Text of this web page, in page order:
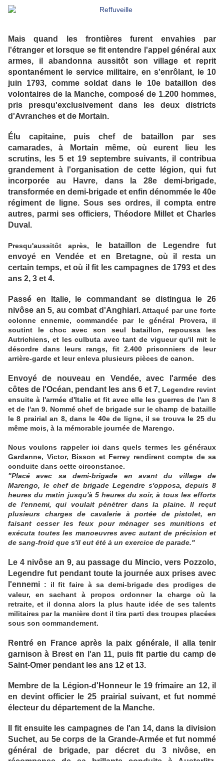
Mais quand les frontières furent envahies par
l'étranger et lorsque se fit entendre l'appel général aux
armes, il abandonna aussitôt son village et reprit
spontanément le service militaire, en s'enrôlant, le 10
juin 1793, comme soldat dans le 10e bataillon des
volontaires de la Manche, composé de 1.200 hommes,
pris presqu'exclusivement dans les deux districts
d'Avranches et de Mortain.
Élu capitaine, puis chef de bataillon par ses
camarades, à Mortain même, où eurent lieu les
scrutins, les 5 et 19 septembre suivants, il contribua
grandement à l'organisation de cette légion, qui fut
incorporée au Havre, dans la 28e demi-brigade,
transformée en demi-brigade et enfin dénommée le 40e
régiment de ligne. Sous ses ordres, il compta entre
autres, parmi ses officiers, Théodore Millet et Charles
Duval.
Presqu'aussitôt après,
le bataillon de Legendre fut
envoyé en Vendée et en Bretagne, où il resta un
certain temps, et où il fit les campagnes de 1793 et des
ans 2, 3 et 4.
Passé en Italie, le commandant se distingua le 26
nivôse an 5, au combat d'Anghiari.Attaqué par une forte
colonne ennemie, commandée par le général Provera, il
soutint le choc avec son seul bataillon, repoussa les
Autrichiens, et les culbuta avec tant de vigueur qu'il mit le
désordre dans leurs rangs, fit 2.400 prisonniers de leur
arrière-garde et leur enleva plusieurs pièces de canon.
Envoyé de nouveau en Vendée, avec l'armée des
côtes de l'Océan, pendant les ans 6 et 7, Legendre revint
ensuite à l'armée d'Italie et fit avec elle les guerres de l'an 8
et de l'an 9. Nommé chef de brigade sur le champ de bataille
le 8 prairial an 8, dans le 40e de ligne, il se trouva le 25 du
même mois, à la mémorable journée de Marengo.
Nous voulons rappeler ici dans quels termes les généraux
Gardanne, Victor, Bisson et Ferrey rendirent compte de sa
conduite dans cette circonstance.
"Placé avec sa demi-brigade en avant du village de
Marengo, le chef de brigade Legendre s'opposa, depuis 8
heures du matin jusqu'à 5 heures du soir, à tous les efforts
de l'ennemi, qui voulait pénétrer dans la plaine. Il reçut
plusieurs charges de cavalerie à portée de pistolet, en
faisant cesser les feux pour ménager ses munitions et
exécuta toutes les manoeuvres avec autant de précision et
de sang-froid que s'il eut été à un exercice de parade."
Le 4 nivôse an 9, au passage du Mincio, vers Pozzolo,
Legendre fut pendant toute la journée aux prises avec
l'ennemi : il fit faire à sa demi-brigade des prodiges de
valeur, en sachant à propos ordonner la charge où la
retraite, et il donna alors la plus haute idée de ses talents
militaires par la manière dont il tira parti des troupes placées
sous son commandement.
Rentré en France après la paix générale, il alla tenir
garnison à Brest en l'an 11, puis fit partie du camp de
Saint-Omer pendant les ans 12 et 13.
Membre de la Légion-d'Honneur le 19 frimaire an 12, il
en devint officier le 25 prairial suivant, et fut nommé
électeur du département de la Manche.
Il fit ensuite les campagnes de l'an 14, dans la division
Suchet, au 5e corps de la Grande-Armée et fut nommé
général de brigade, par décret du 3 nivôse, en